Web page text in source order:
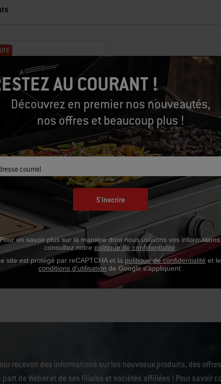
avec de nouveaux résultats.
affichage numérique et
avec tous les barbecues et fours,
de 2e génération,...
M’aviser
recevoir des informations sur les nouveaux produits, des
part de Weber et de ses filiales et sociétés affiliées ! Pour
AU COURANT !
Découvrez en premier nos nouveautés,
nos offres et beaucoup plus !
courriel
S'inscrire
en savoir plus sur la manière dont nous utilisons vos
consultez notre politique de confidentialité
site est protégé par reCAPTCHA et la politique de confidentialité et
conditions d'utilisation de Google s'appliquent.